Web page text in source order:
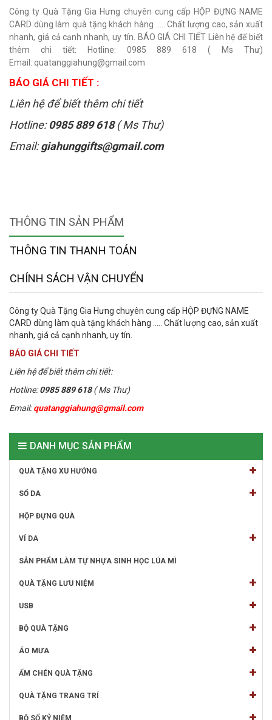
Công ty Quà Tặng Gia Hưng chuyên cung cấp HỘP ĐỰNG NAME
CARD dùng làm quà tặng khách hàng ..... Chất lượng cao, sản xuất
nhanh, giá cả cạnh nhanh, uy tín. BÁO GIÁ CHI TIẾT Liên hệ để biết
thêm chi tiết: Hotline: 0985 889 618 ( Ms Thư)
Email: quatanggiahung@gmail.com
BÁO GIÁ CHI TIẾT :
Liên hệ để biết thêm chi tiết
Hotline:0985 889 618( Ms Thư)
Email:giahunggifts@gmail.com
THÔNG TIN SẢN PHẨM
THÔNG TIN THANH TOÁN
CHÍNH SÁCH VẬN CHUYỂN
Công ty Quà Tặng Gia Hưng chuyên cung cấp HỘP ĐỰNG NAME
CARD dùng làm quà tặng khách hàng ..... Chất lượng cao, sản xuất
nhanh, giá cả cạnh nhanh, uy tín.
BÁO GIÁ CHI TIẾT
Liên hệ để biết thêm chi tiết:
Hotline: 0985 889 618 ( Ms Thư)
Email: quatanggiahung@gmail.com
DANH MỤC SẢN PHẨM
QUÀ TẶNG XU HƯỚNG
SỔ DA
HỘP ĐỰNG QUÀ
VÍ DA
SẢN PHẨM LÀM TỰ NHỰA SINH HỌC LÚA MÌ
QUÀ TẶNG LƯU NIỆM
USB
BỘ QUÀ TẶNG
ÁO MƯA
ẤM CHÉN QUÀ TẶNG
QUÀ TẶNG TRANG TRÍ
BỘ SỐ KỶ NIỆM